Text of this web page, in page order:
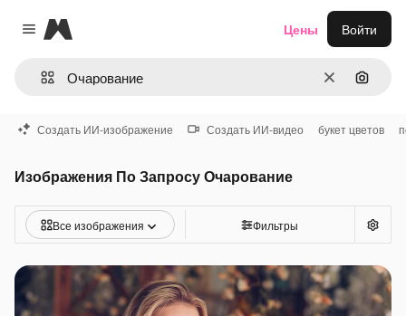
Close menu
Magnific
ОчиститьПоиск
Цены Войти
Создать ИИ-изображение Создать ИИ-видео букет цветов
Изображения По Запросу Очарование
Все изображения Фильтры